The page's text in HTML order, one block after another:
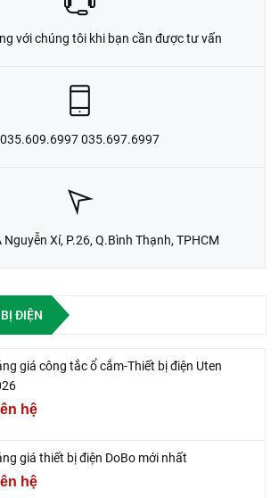
với chúng tôi khi bạn cần được tư vấn
035.609.6997 035.697.6997
Xí, P.26, Q.Bình Thạnh, TPHCM
ĐIỆN
giá công tắc ổ cắm-Thiết bị điện Uten
hệ
giá thiết bị điện DoBo mới nhất
hệ